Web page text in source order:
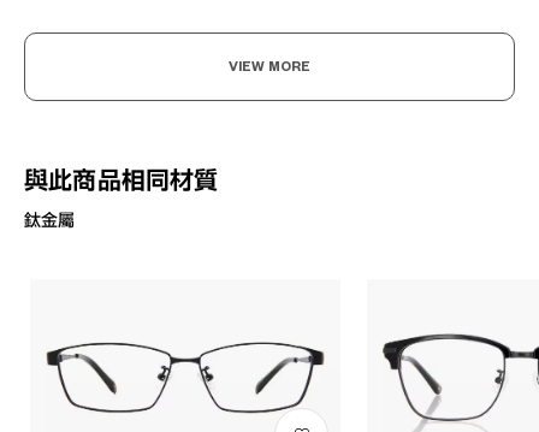
VIEW MORE
與此商品相同材質
鈦金屬